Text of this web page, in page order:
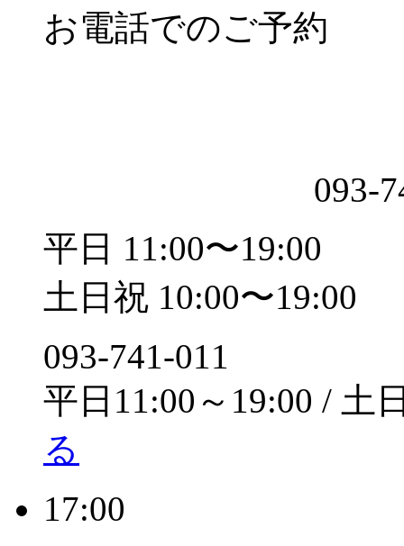
お電話でのご予約
093-
平日 11:00〜19:00
土日祝 10:00〜19:00
093-741-011
平日11:00～19:00 / 土
る
17:00